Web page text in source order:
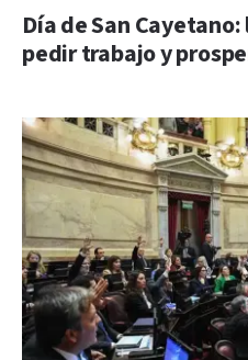
Día de San
pedir trabajo y